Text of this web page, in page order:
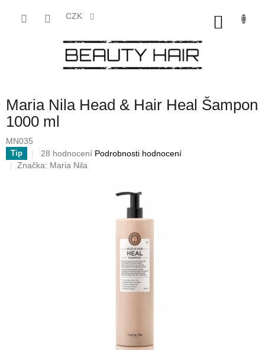
CZK
Maria Nila Head & Hair Heal Šampon
1000 ml
MN035
Tip
Průměrné
hodnocení
28 hodnocení Podrobnosti hodnocení
Značka: Maria Nila